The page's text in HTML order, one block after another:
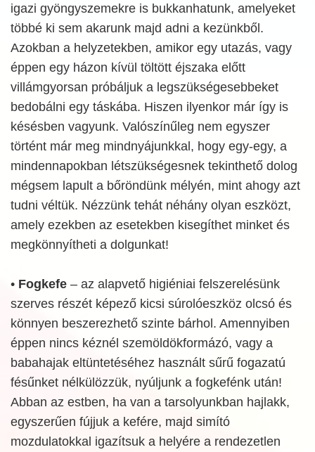
igazi gyöngyszemekre is bukkanhatunk, amelyeket
többé ki sem akarunk majd adni a kezünkből.
Azokban a helyzetekben, amikor egy utazás, vagy
éppen egy házon kívül töltött éjszaka előtt
villámgyorsan próbáljuk a legszükségesebbeket
bedobálni egy táskába. Hiszen ilyenkor már így is
késésben vagyunk. Valószínűleg nem egyszer
történt már meg mindnyájunkkal, hogy egy-egy, a
mindennapokban létszükségesnek tekinthető dolog
mégsem lapult a bőröndünk mélyén, mint ahogy azt
tudni véltük. Nézzünk tehát néhány olyan eszközt,
amely ezekben az esetekben kisegíthet minket és
megkönnyítheti a dolgunkat!
• Fogkefe – az alapvető higiéniai felszerelésünk
szerves részét képező kicsi súrolóeszköz olcsó és
könnyen beszerezhető szinte bárhol. Amennyiben
éppen nincs kéznél szemöldökformázó, vagy a
babahajak eltüntetéséhez használt sűrű fogazatú
fésűnket nélkülözzük, nyúljunk a fogkefénk után!
Abban az estben, ha van a tarsolyunkban hajlakk,
egyszerűen fújjuk a kefére, majd simító
mozdulatokkal igazítsuk a helyére a rendezetlen